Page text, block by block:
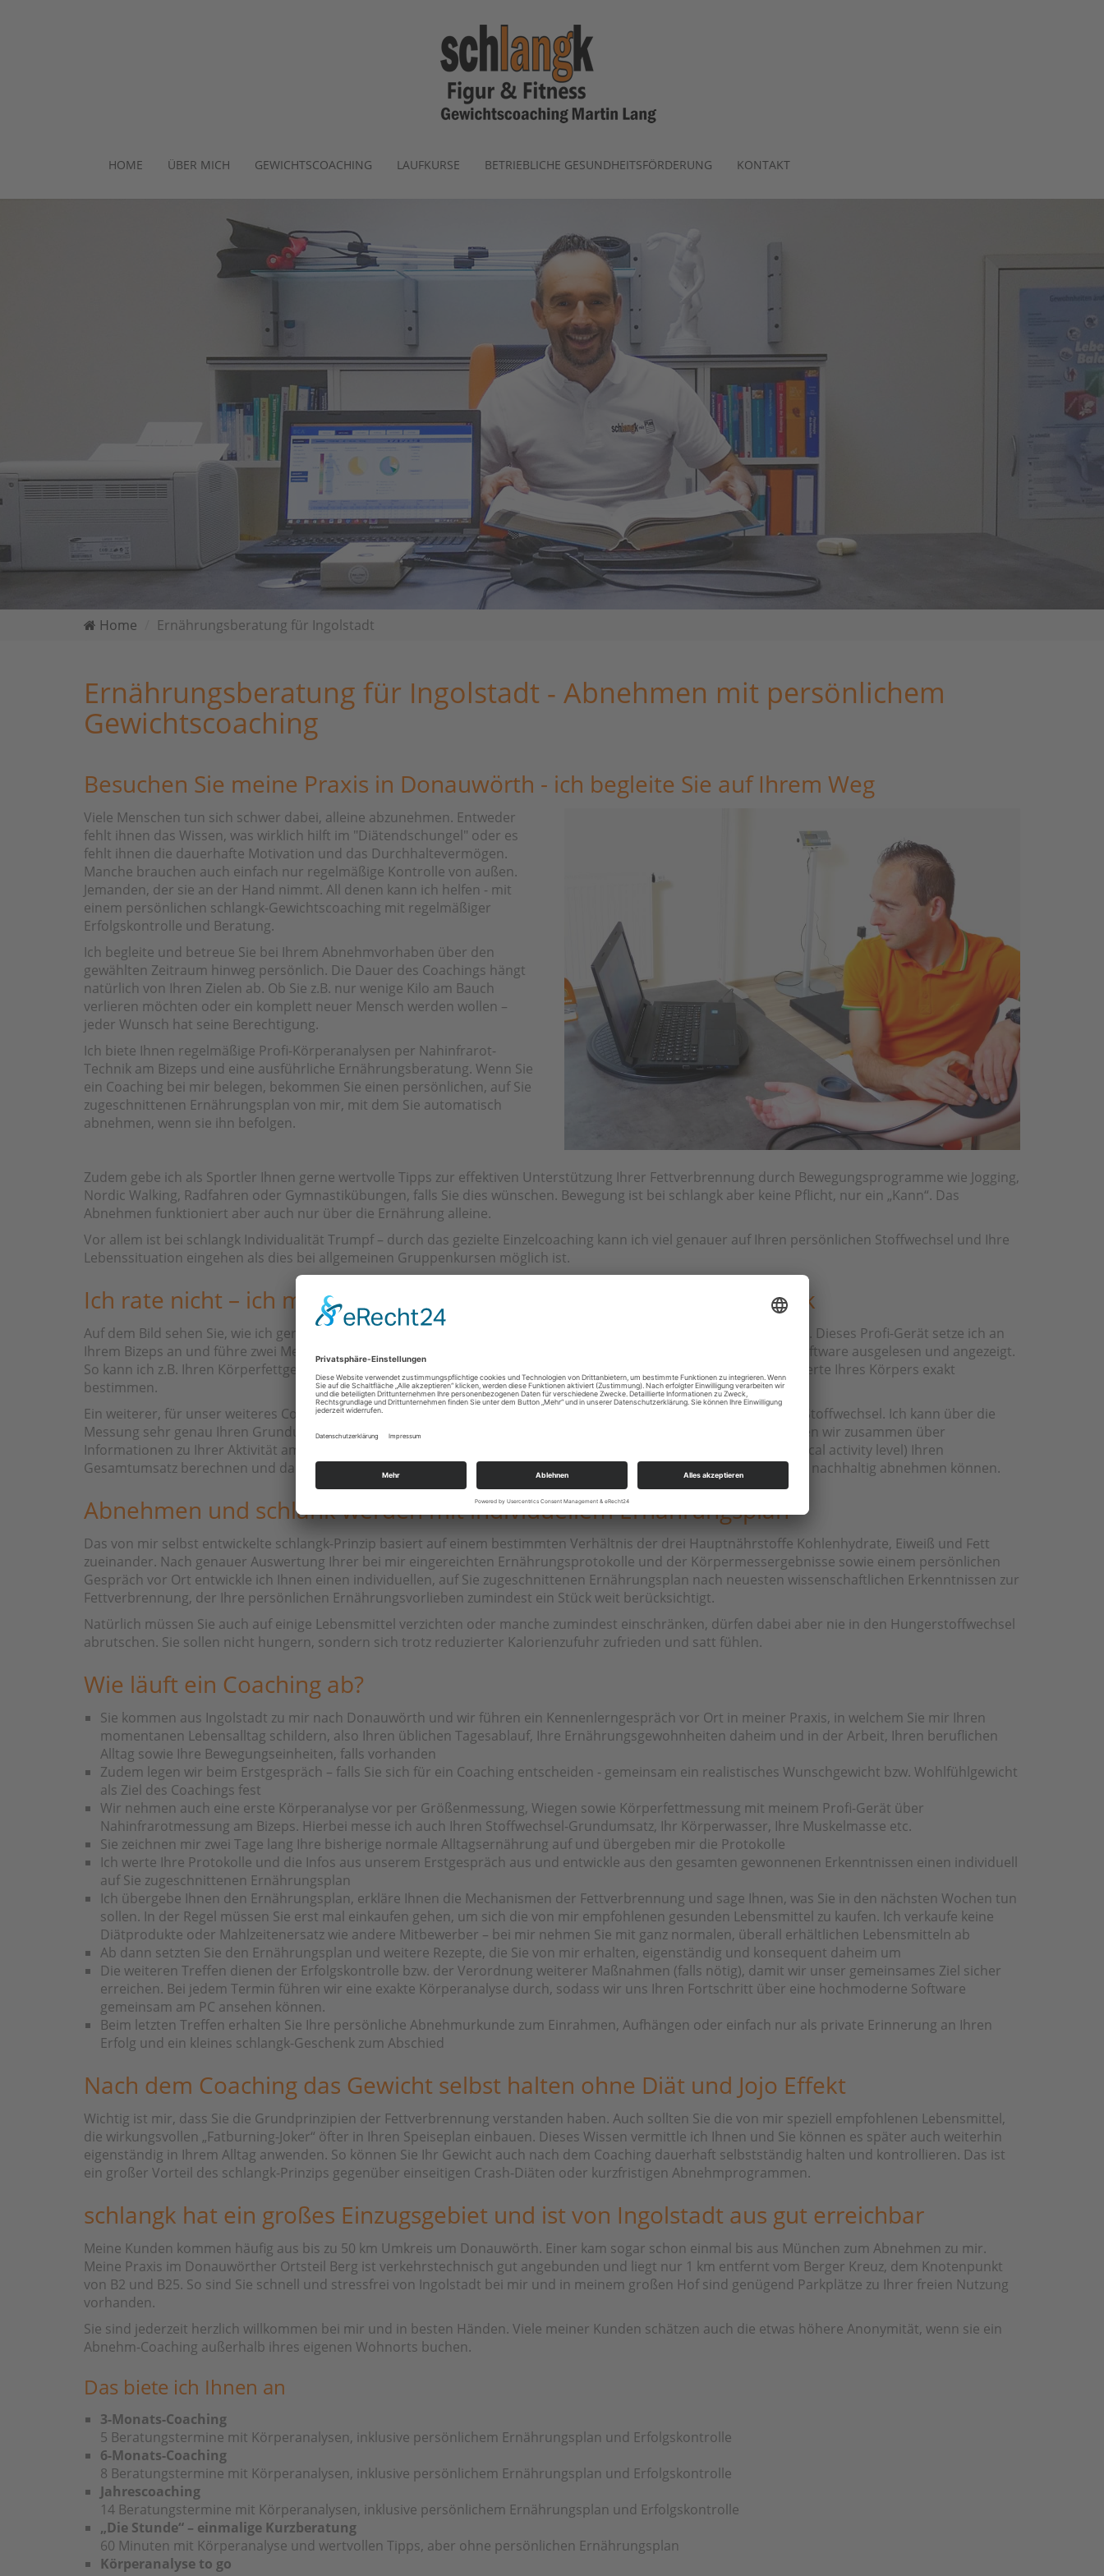
HOME ÜBER MICH GEWICHTSCOACHING LAUFKURSE BETRIEBLICHE GESUNDHEITSFÖRDERUNG KONTAKT
Home Ernährungsberatung für Ingolstadt
Ernährungsberatung für Ingolstadt - Abnehmen mit persönlichem
Gewichtscoaching
Besuchen Sie meine Praxis in Donauwörth - ich begleite Sie auf Ihrem Weg
Viele Menschen tun sich schwer dabei, alleine abzunehmen. Entweder
fehlt ihnen das Wissen, was wirklich hilft im "Diätendschungel" oder es
fehlt ihnen die dauerhafte Motivation und das Durchhaltevermögen.
Manche brauchen auch einfach nur regelmäßige Kontrolle von außen.
Jemanden, der sie an der Hand nimmt. All denen kann ich helfen - mit
einem persönlichen schlangk-Gewichtscoaching mit regelmäßiger
Erfolgskontrolle und Beratung.
Ich begleite und betreue Sie bei Ihrem Abnehmvorhaben über den
gewählten Zeitraum hinweg persönlich. Die Dauer des Coachings hängt
natürlich von Ihren Zielen ab. Ob Sie z.B. nur wenige Kilo am Bauch
verlieren möchten oder ein komplett neuer Mensch werden wollen –
jeder Wunsch hat seine Berechtigung.
Ich biete Ihnen regelmäßige Profi-Körperanalysen per Nahinfrarot-
Technik am Bizeps und eine ausführliche Ernährungsberatung. Wenn Sie
ein Coaching bei mir belegen, bekommen Sie einen persönlichen, auf Sie
zugeschnittenen Ernährungsplan von mir, mit dem Sie automatisch
abnehmen, wenn sie ihn befolgen.
Zudem gebe ich als Sportler Ihnen gerne wertvolle Tipps zur effektiven Unterstützung Ihrer Fettverbrennung durch Bewegungsprogramme wie Jogging,
Nordic Walking, Radfahren oder Gymnastikübungen, falls Sie dies wünschen. Bewegung ist bei schlangk aber keine Pflicht, nur ein „Kann“. Das
Abnehmen funktioniert aber auch nur über die Ernährung alleine.
Vor allem ist bei schlangk Individualität Trumpf – durch das gezielte Einzelcoaching kann ich viel genauer auf Ihren persönlichen Stoffwechsel und Ihre
Lebenssituation eingehen als dies bei allgemeinen Gruppenkursen möglich ist.
Ich rate nicht – ich messe Ihren Stoffwechsel mit modernster Technik
Auf dem Bild sehen Sie, wie ich gerade eine professionelle Körperanalyse per FUTREX-Nah-Infrarottechnik durchführe. Dieses Profi-Gerät setze ich an
Ihrem Bizeps an und führe zwei Messungen durch. Das Ergebnis der Analyse wird am PC von einer hochmodernen Software ausgelesen und angezeigt.
So kann ich z.B. Ihren Körperfettgehalt, Ihre Muskelmasse, den Wassergehalt, die Knochenmasse und viele weitere Werte Ihres Körpers exakt
bestimmen.
Ein weiterer, für unser weiteres Coaching sehr entscheidender Wert, den ich mit meinem Gerät messen kann, ist Ihr Stoffwechsel. Ich kann über die
Messung sehr genau Ihren Grundumsatz (den „Ruheenergieverbrauch“ Ihres Körpers) bestimmen. Aus diesem können wir zusammen über
Informationen zu Ihrer Aktivität am Arbeitsplatz und zu möglichen Bewegungseinheiten (Leistungsumsatz PAL = physical activity level) Ihren
Gesamtumsatz berechnen und dadurch eine sinnvolle tägliche Kalorienzufuhr für Sie festlegen, mit der Sie rasch und nachhaltig abnehmen können.
Abnehmen und schlank werden mit individuellem Ernährungsplan
Das von mir selbst entwickelte schlangk-Prinzip basiert auf einem bestimmten Verhältnis der drei Hauptnährstoffe Kohlenhydrate, Eiweiß und Fett
zueinander. Nach genauer Auswertung Ihrer bei mir eingereichten Ernährungsprotokolle und der Körpermessergebnisse sowie einem persönlichen
Gespräch vor Ort entwickle ich Ihnen einen individuellen, auf Sie zugeschnittenen Ernährungsplan nach neuesten wissenschaftlichen Erkenntnissen zur
Fettverbrennung, der Ihre persönlichen Ernährungsvorlieben zumindest ein Stück weit berücksichtigt.
Natürlich müssen Sie auch auf einige Lebensmittel verzichten oder manche zumindest einschränken, dürfen dabei aber nie in den Hungerstoffwechsel
abrutschen. Sie sollen nicht hungern, sondern sich trotz reduzierter Kalorienzufuhr zufrieden und satt fühlen.
Wie läuft ein Coaching ab?
Sie kommen aus Ingolstadt zu mir nach Donauwörth und wir führen ein Kennenlerngespräch vor Ort in meiner Praxis, in welchem Sie mir Ihren
momentanen Lebensalltag schildern, also Ihren üblichen Tagesablauf, Ihre Ernährungsgewohnheiten daheim und in der Arbeit, Ihren beruflichen
Alltag sowie Ihre Bewegungseinheiten, falls vorhanden
Zudem legen wir beim Erstgespräch – falls Sie sich für ein Coaching entscheiden - gemeinsam ein realistisches Wunschgewicht bzw. Wohlfühlgewicht
als Ziel des Coachings fest
Wir nehmen auch eine erste Körperanalyse vor per Größenmessung, Wiegen sowie Körperfettmessung mit meinem Profi-Gerät über
Nahinfrarotmessung am Bizeps. Hierbei messe ich auch Ihren Stoffwechsel-Grundumsatz, Ihr Körperwasser, Ihre Muskelmasse etc.
Sie zeichnen mir zwei Tage lang Ihre bisherige normale Alltagsernährung auf und übergeben mir die Protokolle
Ich werte Ihre Protokolle und die Infos aus unserem Erstgespräch aus und entwickle aus den gesamten gewonnenen Erkenntnissen einen individuell
auf Sie zugeschnittenen Ernährungsplan
Ich übergebe Ihnen den Ernährungsplan, erkläre Ihnen die Mechanismen der Fettverbrennung und sage Ihnen, was Sie in den nächsten Wochen tun
sollen. In der Regel müssen Sie erst mal einkaufen gehen, um sich die von mir empfohlenen gesunden Lebensmittel zu kaufen. Ich verkaufe keine
Diätprodukte oder Mahlzeitenersatz wie andere Mitbewerber – bei mir nehmen Sie mit ganz normalen, überall erhältlichen Lebensmitteln ab
Ab dann setzten Sie den Ernährungsplan und weitere Rezepte, die Sie von mir erhalten, eigenständig und konsequent daheim um
Die weiteren Treffen dienen der Erfolgskontrolle bzw. der Verordnung weiterer Maßnahmen (falls nötig), damit wir unser gemeinsames Ziel sicher
erreichen. Bei jedem Termin führen wir eine exakte Körperanalyse durch, sodass wir uns Ihren Fortschritt über eine hochmoderne Software
gemeinsam am PC ansehen können.
Beim letzten Treffen erhalten Sie Ihre persönliche Abnehmurkunde zum Einrahmen, Aufhängen oder einfach nur als private Erinnerung an Ihren
Erfolg und ein kleines schlangk-Geschenk zum Abschied
Nach dem Coaching das Gewicht selbst halten ohne Diät und Jojo Effekt
Wichtig ist mir, dass Sie die Grundprinzipien der Fettverbrennung verstanden haben. Auch sollten Sie die von mir speziell empfohlenen Lebensmittel,
die wirkungsvollen „Fatburning-Joker“ öfter in Ihren Speiseplan einbauen. Dieses Wissen vermittle ich Ihnen und Sie können es später auch weiterhin
eigenständig in Ihrem Alltag anwenden. So können Sie Ihr Gewicht auch nach dem Coaching dauerhaft selbstständig halten und kontrollieren. Das ist
ein großer Vorteil des schlangk-Prinzips gegenüber einseitigen Crash-Diäten oder kurzfristigen Abnehmprogrammen.
schlangk hat ein großes Einzugsgebiet und ist von Ingolstadt aus gut erreichbar
Meine Kunden kommen häufig aus bis zu 50 km Umkreis um Donauwörth. Einer kam sogar schon einmal bis aus München zum Abnehmen zu mir.
Meine Praxis im Donauwörther Ortsteil Berg ist verkehrstechnisch gut angebunden und liegt nur 1 km entfernt vom Berger Kreuz, dem Knotenpunkt
von B2 und B25. So sind Sie schnell und stressfrei von Ingolstadt bei mir und in meinem großen Hof sind genügend Parkplätze zu Ihrer freien Nutzung
vorhanden.
Sie sind jederzeit herzlich willkommen bei mir und in besten Händen. Viele meiner Kunden schätzen auch die etwas höhere Anonymität, wenn sie ein
Abnehm-Coaching außerhalb ihres eigenen Wohnorts buchen.
Das biete ich Ihnen an
3-Monats-Coaching
5 Beratungstermine mit Körperanalysen, inklusive persönlichem Ernährungsplan und Erfolgskontrolle
6-Monats-Coaching
8 Beratungstermine mit Körperanalysen, inklusive persönlichem Ernährungsplan und Erfolgskontrolle
Jahrescoaching
14 Beratungstermine mit Körperanalysen, inklusive persönlichem Ernährungsplan und Erfolgskontrolle
„Die Stunde“ – einmalige Kurzberatung
60 Minuten mit Körperanalyse und wertvollen Tipps, aber ohne persönlichen Ernährungsplan
Körperanalyse to go